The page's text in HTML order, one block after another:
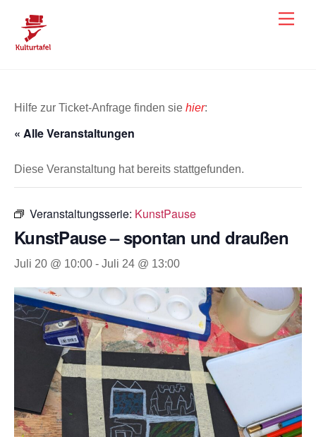
content
Hilfe zur Ticket-Anfrage finden sie hier:
« Alle Veranstaltungen
Diese Veranstaltung hat bereits stattgefunden.
Veranstaltungsserie: KunstPause
KunstPause – spontan und draußen
Juli 20 @ 10:00 - Juli 24 @ 13:00